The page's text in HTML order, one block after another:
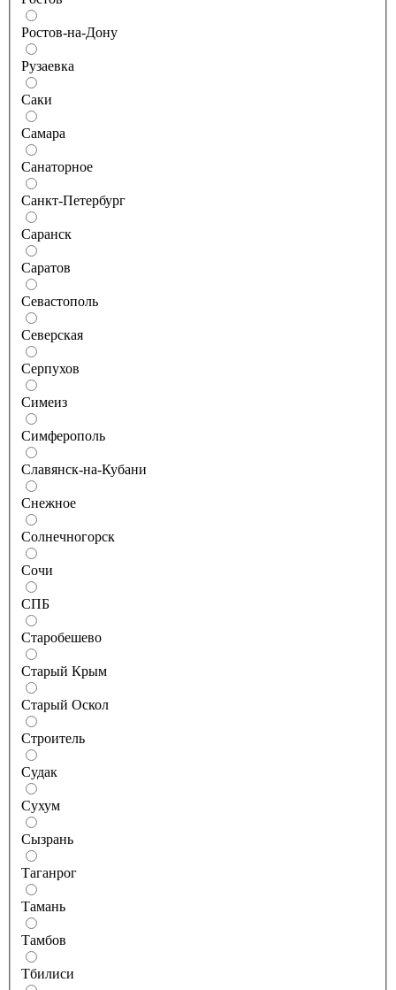
Ростов-на-Дону
Рузаевка
Саки
Самара
Санаторное
Санкт-Петербург
Саранск
Саратов
Севастополь
Северская
Серпухов
Симеиз
Симферополь
Славянск-на-Кубани
Снежное
Солнечногорск
Сочи
СПБ
Старобешево
Старый Крым
Старый Оскол
Строитель
Судак
Сухум
Сызрань
Таганрог
Тамань
Тамбов
Тбилиси